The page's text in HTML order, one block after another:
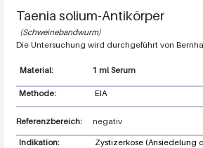
Taenia solium-Antikörper
Schweinebandwurm
1 ml Serum
Methode: EIA
Referenzbereich: negativ
Indikation:
Zystizerkose (Ansiedelung